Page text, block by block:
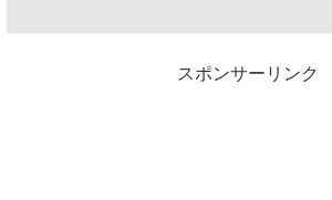
スポンサーリンク